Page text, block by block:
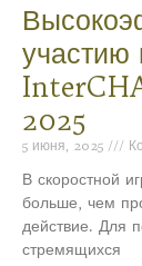
участию
2025
5 июня, 2025
В скоростной
больше, чем
действие. Для
стремящихся